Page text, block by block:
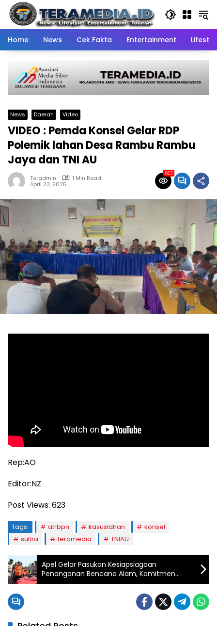
Skip
content
Home
News Cek Fakta Entertainment
News Daerah Video
VIDEO : Pemda Konsel Gelar RDP
Polemik lahan Desa Rambu Rambu
Jaya dan TNI AU
Teradmin
1 Min Read
April 23, 2025
623
Rep:AO
Editor:NZ
Post Views: 623
Tags: atrbpn kasuslahan
konsel
sultra
teramedia TNIAU
Apel Gelar Pasukan Kesiapsiagaan
Penanganan Bencana Alam, Komitmen
Pemda dan Aparat Keamanan Dalam